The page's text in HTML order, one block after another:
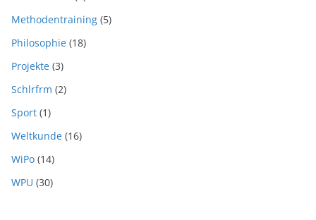
Methodentraining (5)
Philosophie (18)
Projekte (3)
Schlrfrm (2)
Sport (1)
Weltkunde (16)
WiPo (14)
WPU (30)